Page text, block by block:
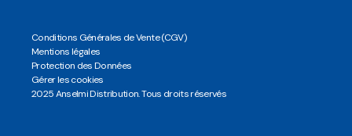
Conditions Générales de Vente (CGV)
Mentions légales
Protection des Données
Gérer les cookies
2025 Anselmi Distribution. Tous droits réservés